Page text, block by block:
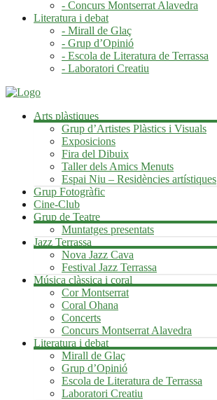
- Concurs Montserrat Alavedra
Literatura i debat
- Mirall de Glaç
- Grup d’Opinió
- Escola de Literatura de Terrassa
- Laboratori Creatiu
Arts plàstiques
Grup d’Artistes Plàstics i Visuals
Exposicions
Fira del Dibuix
Taller dels Amics Menuts
Espai Niu – Residències artístiques
Grup Fotogràfic
Cine-Club
Grup de Teatre
Muntatges presentats
Jazz Terrassa
Nova Jazz Cava
Festival Jazz Terrassa
Música clàssica i coral
Cor Montserrat
Coral Ohana
Concerts
Concurs Montserrat Alavedra
Literatura i debat
Mirall de Glaç
Grup d’Opinió
Escola de Literatura de Terrassa
Laboratori Creatiu